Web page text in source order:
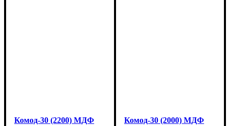
Комод-30 (2200) МДФ Комод-30 (2000) МДФ